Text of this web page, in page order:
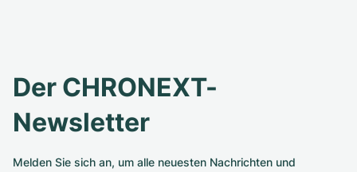
Der CHRONEXT-
Newsletter
Melden Sie sich an, um alle neuesten Nachrichten und